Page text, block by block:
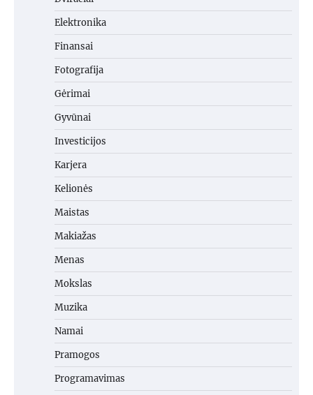
Elektronika
Finansai
Fotografija
Gėrimai
Gyvūnai
Investicijos
Karjera
Kelionės
Maistas
Makiažas
Menas
Mokslas
Muzika
Namai
Pramogos
Programavimas